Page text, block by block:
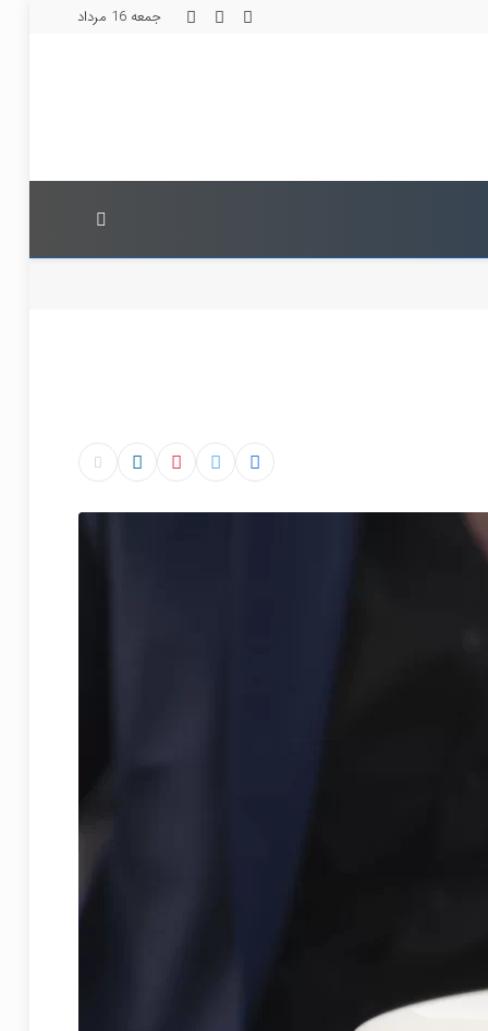
Facebook
X
Instagram
جمعه 16 مرداد